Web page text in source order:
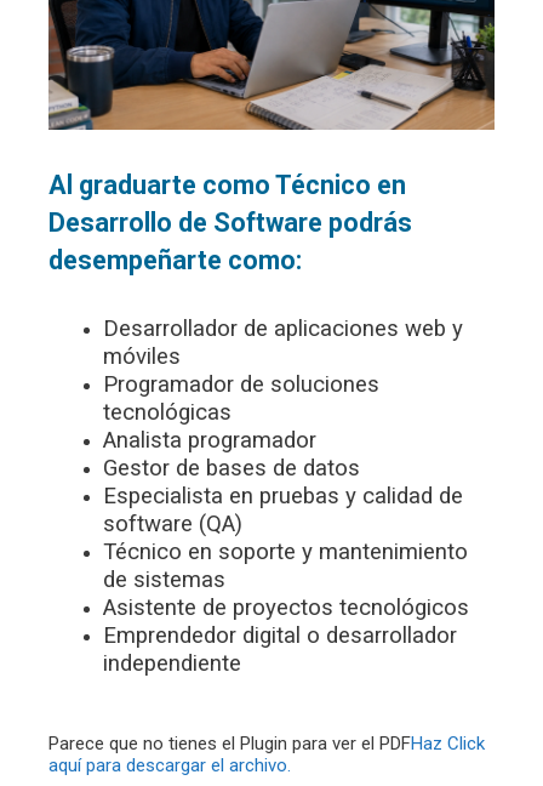
Al graduarte como Técnico en
Desarrollo de Software podrás
desempeñarte como:
Desarrollador de aplicaciones web y
móviles
Programador de soluciones
tecnológicas
Analista programador
Gestor de bases de datos
Especialista en pruebas y calidad de
software (QA)
Técnico en soporte y mantenimiento
de sistemas
Asistente de proyectos tecnológicos
Emprendedor digital o desarrollador
independiente
Parece que no tienes el Plugin para ver el PDFHaz Click
aquí para descargar el archivo.